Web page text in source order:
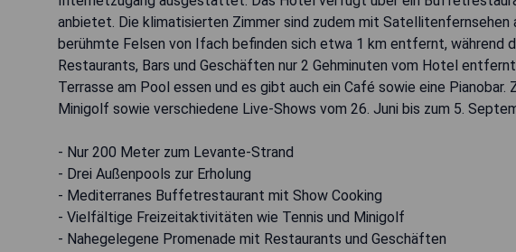
anbietet. Die klimatisierten Zimmer sind zudem mit
berühmte Felsen von Ifach befinden sich etwa 1 km entfernt, während
Restaurants, Bars und Geschäften nur 2 Gehminuten vom Hotel
Terrasse am Pool essen und es gibt auch ein Café sowie eine
Minigolf sowie verschiedene Live-Shows vom 26. Juni bis zum 5.
- Nur 200 Meter zum Levante-Strand
- Drei Außenpools zur Erholung
- Mediterranes Buffetrestaurant mit Show Cooking
- Vielfältige Freizeitaktivitäten wie Tennis und Minigolf
- Nahegelegene Promenade mit Restaurants und Geschäften